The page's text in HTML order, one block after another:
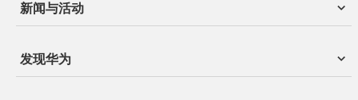
新闻与活动
发现华为